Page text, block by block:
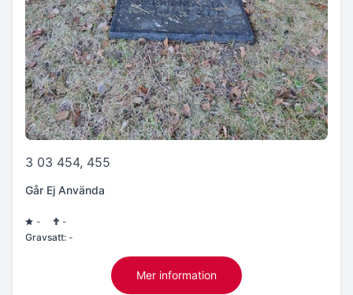
3 03 454, 455
Går Ej Använda
-
-
Gravsatt: -
Mer information